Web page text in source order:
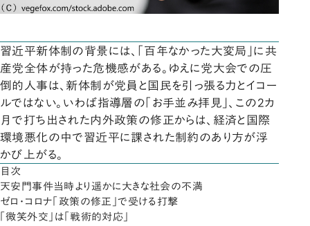
習近平新体制の背景には、「百年なかった大変局」に共
産党全体が持った危機感がある。ゆえに党大会での圧
倒的人事は、新体制が党員と国民を引っ張る力とイコー
ルではない。いわば指導層の「お手並み拝見」、この2カ
月で打ち出された内外政策の修正からは、経済と国際
環境悪化の中で習近平に課された制約のあり方が浮
かび上がる。
目次
天安門事件当時より遥かに大きな社会の不満
ゼロ・コロナ「政策の修正」で受ける打撃
「微笑外交」は「戦術的対応」